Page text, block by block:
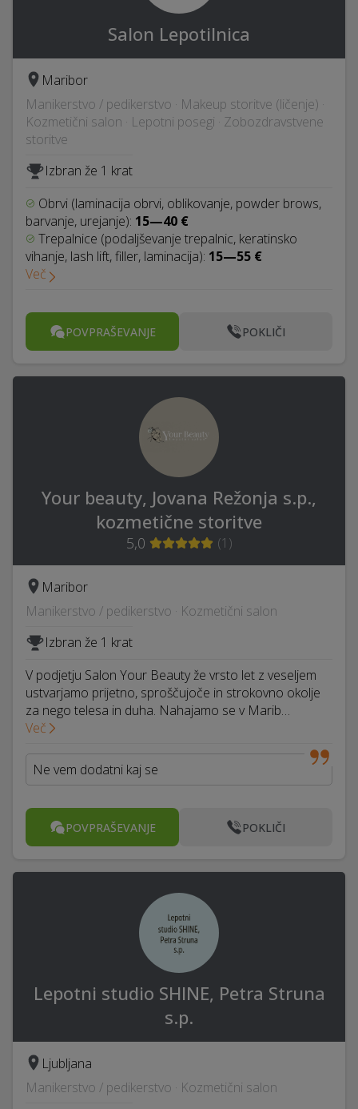
Salon Lepotilnica
Maribor
Manikerstvo / pedikerstvo · Makeup storitve (ličenje) ·
Kozmetični salon · Lepotni posegi · Zobozdravstvene
storitve
Izbran že 1 krat
Obrvi (laminacija obrvi, oblikovanje, powder brows,
barvanje, urejanje): 15—40 €
Trepalnice (podaljševanje trepalnic, keratinsko
vihanje, lash lift, filler, laminacija): 15—55 €
Več
POVPRAŠEVANJE POKLIČI
Your beauty, Jovana Režonja s.p.,
kozmetične storitve
5,0 (1 )
Maribor
Manikerstvo / pedikerstvo · Kozmetični salon
Izbran že 1 krat
V podjetju Salon Your Beauty že vrsto let z veseljem
ustvarjamo prijetno, sproščujoče in strokovno okolje
za nego telesa in duha. Nahajamo se v Marib…
Več
Ne vem dodatni kaj se
POVPRAŠEVANJE POKLIČI
Lepotni studio SHINE, Petra Struna
s.p.
Ljubljana
Manikerstvo / pedikerstvo · Kozmetični salon